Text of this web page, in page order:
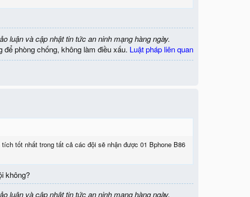
luận và cập nhật tin tức an ninh mạng hàng ngày.
để phòng chống, không làm điều xấu. Luật pháp liên quan
tốt nhất trong tất cả các đội sẽ nhận được 01 Bphone B86
không?
luận và cập nhật tin tức an ninh mạng hàng ngày.